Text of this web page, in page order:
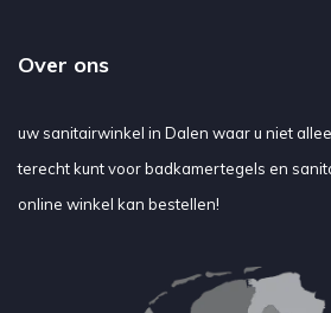
Over ons
uw sanitairwinkel in Dalen waar u niet
terecht kunt voor badkamertegels en
online winkel kan bestellen!